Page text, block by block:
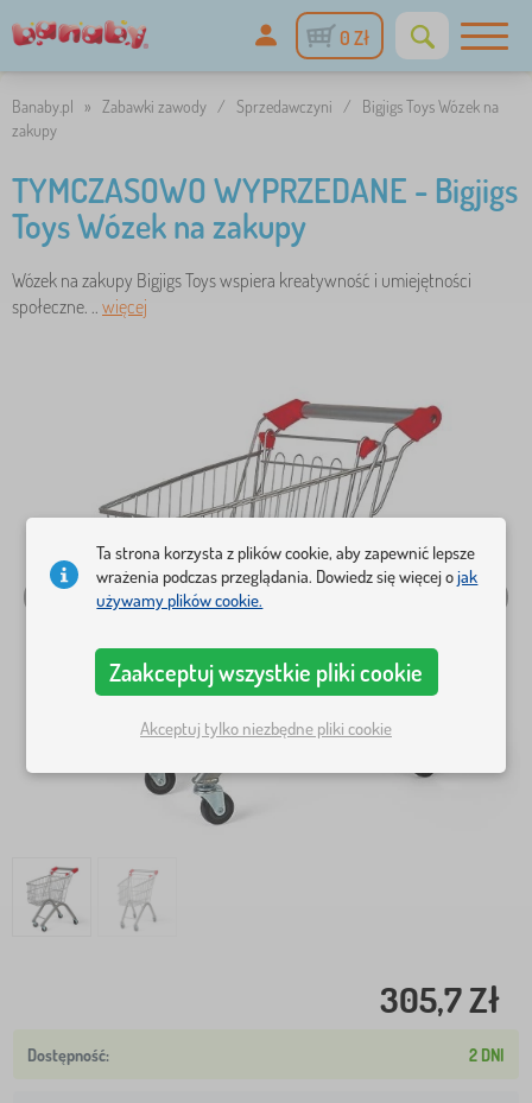
0 Zł
Banaby.pl » Zabawki zawody / Sprzedawczyni /
Bigjigs Toys Wózek na
zakupy
TYMCZASOWO WYPRZEDANE - Bigjigs
Toys Wózek na zakupy
Wózek na zakupy Bigjigs Toys wspiera kreatywność i umiejętności
społeczne. .. więcej
305,7 Zł
2 DNI
Ta strona korzysta z plików cookie, aby zapewnić lepsze
wrażenia podczas przeglądania. Dowiedz się więcej ojak
używamy plików cookie.
Zaakceptuj wszystkie pliki cookie
Akceptuj tylko niezbędne pliki cookie